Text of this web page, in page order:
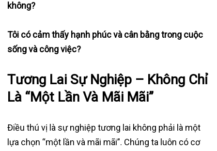
không?
Tôi có cảm thấy hạnh phúc và cân bằng trong cuộc
sống và công việc?
Tương Lai Sự Nghiệp – Không Chỉ
Là “Một Lần Và Mãi Mãi”
Điều thú vị là sự nghiệp tương lai không phải là một
lựa chọn “một lần và mãi mãi”. Chúng ta luôn có cơ